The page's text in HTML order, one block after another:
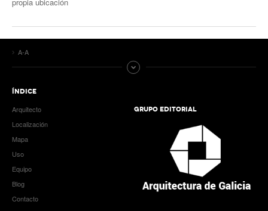
A-A
ÍNDICE
Arquitecto
Localización
Mapa
Uso
Equipo
Blog
Contacto
GRUPO EDITORIAL